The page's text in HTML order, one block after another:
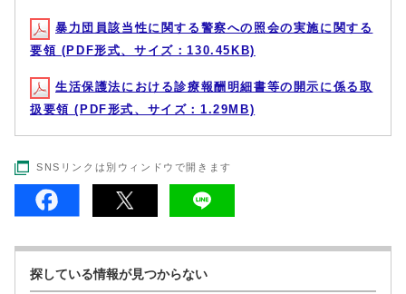
暴力団員該当性に関する警察への照会の実施に関する
要領 (PDF形式、サイズ：130.45KB)
生活保護法における診療報酬明細書等の開示に係る取
扱要領 (PDF形式、サイズ：1.29MB)
SNSリンクは別ウィンドウで開きます
探している情報が見つからない